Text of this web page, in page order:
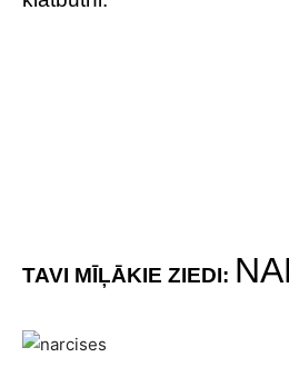
TAVI MĪĻĀKIE ZIEDI: